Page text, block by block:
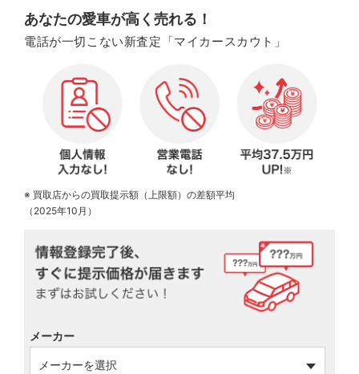
あなたの愛車が高く売れる！
電話が一切こない新査定「マイカースカウト」
※ 買取店からの買取提示額（上限額）の差額平均
（2025年10月）
メーカー